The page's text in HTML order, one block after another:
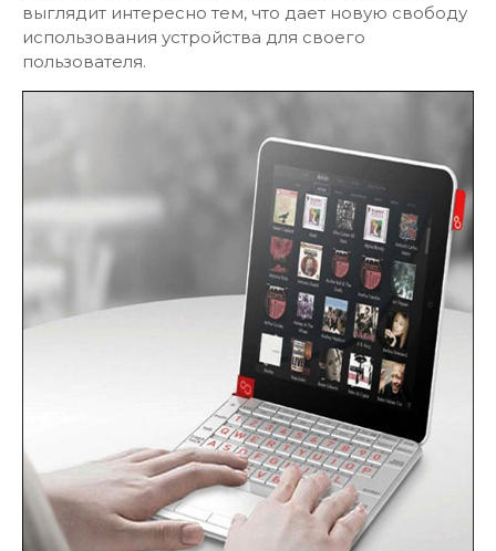
выглядит интересно тем, что дает новую свободу
использования устройства для своего
пользователя.